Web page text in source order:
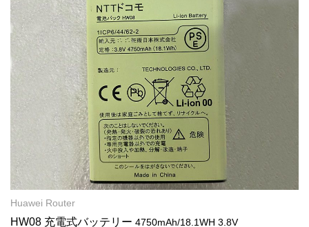
Huawei Router
HW08 充電式バッテリー 4750mAh/18.1WH 3.8V